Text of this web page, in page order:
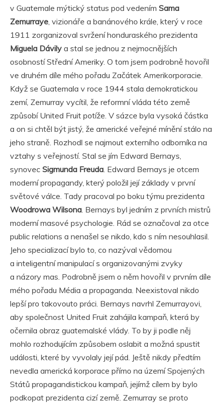
v Guatemale mýtický status pod vedením Sama
Zemurraye , vizionáře a banánového krále, který v roce
1911 zorganizoval svržení honduraského prezidenta
Miguela Dávily a stal se jednou z nejmocnějších
osobností Střední Ameriky. O tom jsem podrobně hovořil
ve druhém díle mého pořadu Začátek Amerikorporacie.
Když se Guatemala v roce 1944 stala demokratickou
zemí, Zemurray vycítil, že reformní vláda této země
způsobí United Fruit potíže. V sázce byla vysoká částka
a on si chtěl být jistý, že americké veřejné mínění stálo na
jeho straně. Rozhodl se najmout externího odborníka na
vztahy s veřejností. Stal se jím Edward Bernays,
synovec Sigmunda Freuda . Edward Bernays je otcem
moderní propagandy, který položil její základy v první
světové válce. Tady pracoval po boku týmu prezidenta
Woodrowa Wilsona . Bernays byl jedním z prvních mistrů
moderní masové psychologie. Rád se označoval za otce
public relations a nenašel se nikdo, kdo s ním nesouhlasil.
Jeho specializací bylo to, co nazýval vědomou
a inteligentní manipulací s organizovanými zvyky
a názory mas. Podrobně jsem o něm hovořil v prvním díle
mého pořadu Média a propaganda. Neexistoval nikdo
lepší pro takovouto práci. Bernays navrhl Zemurrayovi,
aby společnost United Fruit zahájila kampaň, která by
očernila obraz guatemalské vlády. To by ji podle něj
mohlo rozhodujícím způsobem oslabit a možná spustit
události, které by vyvolaly její pád. Ještě nikdy předtím
nevedla americká korporace přímo na území Spojených
Států propagandistickou kampaň, jejímž cílem by bylo
podkopat prezidenta cizí země. Zemurray se proto